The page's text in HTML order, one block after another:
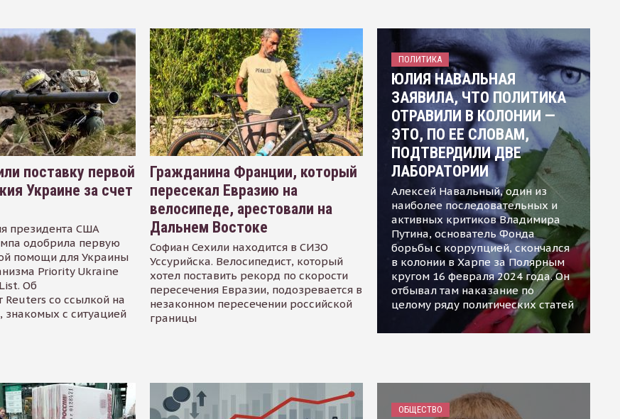
поставку первой
Украине за счет
президента США
одобрила первую
помощи для Украины
Priority Ukraine
Об
Reuters со ссылкой на
знакомых с ситуацией
Гражданина Франции, который
пересекал Евразию на
велосипеде, арестовали на
Дальнем Востоке
Софиан Сехили находится в СИЗО
Уссурийска. Велосипедист, который
хотел поставить рекорд по скорости
пересечения Евразии, подозревается в
незаконном пересечении российской
границы
ПОЛИТИКА
ЮЛИЯ НАВАЛЬНАЯ
ЗАЯВИЛА, ЧТО ПОЛИТИКА
ОТРАВИЛИ В КОЛОНИИ —
ЭТО, ПО ЕЕ СЛОВАМ,
ПОДТВЕРДИЛИ ДВЕ
ЛАБОРАТОРИИ
Алексей Навальный, один из
наиболее последовательных и
активных критиков Владимира
Путина, основатель Фонда
борьбы с коррупцией, скончался
в колонии в Харпе за Полярным
кругом 16 февраля 2024 года. Он
отбывал там наказание по
целому ряду политических статей
ОБЩЕСТВО